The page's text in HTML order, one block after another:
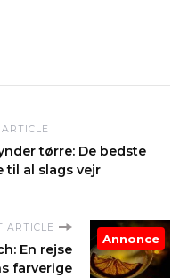
ARTICLE
tørre: De bedste
til al slags vejr
ARTICLE
En rejse
farverige
Annonce